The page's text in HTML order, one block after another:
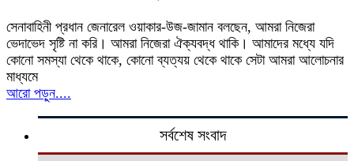
সেনাবাহিনী প্রধান জেনারেল ওয়াকার-উজ-জামান বলছেন, আমরা নিজেরা
ভেদাভেদ সৃষ্টি না করি। আমরা নিজেরা ঐক্যবদ্ধ থাকি। আমাদের মধ্যে যদি
কোনো সমস্যা থেকে থাকে, কোনো ব্যত্যয় থেকে থাকে সেটা আমরা আলোচনার
মাধ্যমে
আরো পড়ুন....
সর্বশেষ সংবাদ